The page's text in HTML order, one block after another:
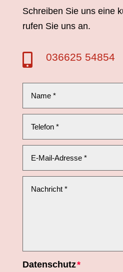
Schreiben Sie uns eine
rufen Sie uns an.
 036625 54854
Datenschutz